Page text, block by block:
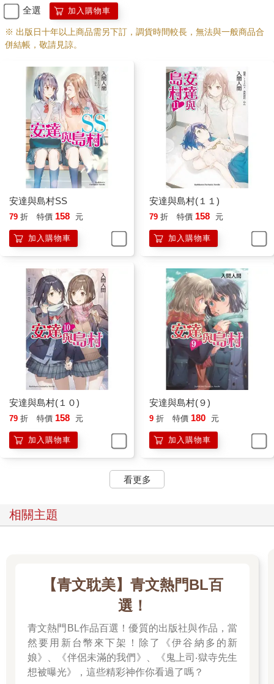
全選 加入購物車
※ 出版日十年以上商品需另下訂，調貨時間較長，無法與一般商品合
併結帳，敬請見諒。
安達與島村SS
79 折 特價 158 元
加入購物車
安達與島村(１１)
79 折 特價 158 元
加入購物車
安達與島村(１０)
79 折 特價 158 元
加入購物車
安達與島村(９)
9 折 特價 180 元
加入購物車
看更多
相關主題
【青文耽美】青文熱門BL百
選！
青文熱門BL作品百選！優質的出版社與作品，當
然要用新台幣來下架！除了《伊谷納多的新
娘》、《伴侶未滿的我們》、《鬼上司‧獄寺先生
想被曝光》，這些精彩神作你看過了嗎？